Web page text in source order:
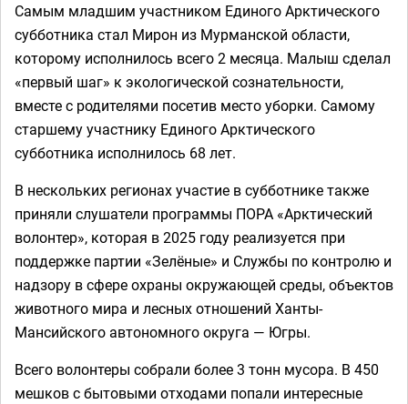
Самым младшим участником Единого Арктического
субботника стал Мирон из Мурманской области,
которому исполнилось всего 2 месяца. Малыш сделал
«первый шаг» к экологической сознательности,
вместе с родителями посетив место уборки. Самому
старшему участнику Единого Арктического
субботника исполнилось 68 лет.
В нескольких регионах участие в субботнике также
приняли слушатели программы ПОРА «Арктический
волонтер»‎, которая в 2025 году реализуется при
поддержке партии «Зелёные»‎ и Службы по контролю и
надзору в сфере охраны окружающей среды, объектов
животного мира и лесных отношений Ханты-
Мансийского автономного округа — Югры.
Всего волонтеры собрали более 3 тонн мусора. В 450
мешков с бытовыми отходами попали интересные